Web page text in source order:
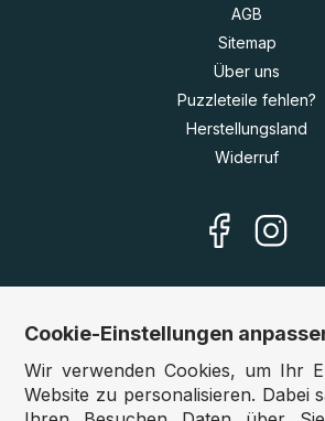
AGB
Sitemap
Über uns
Puzzleteile fehlen?
Herstellungsland
Widerruf
Unsere Shops
Deutschland:
Cookie-Einstellungen
Wir verwenden Cookies, um Ihr
Website zu personalisieren. Dabei